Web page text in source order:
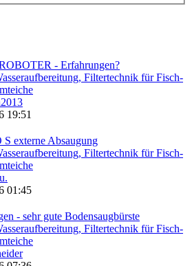
- Erfahrungen?
Filtertechnik für Fisch-
19:51
externe Absaugung
Filtertechnik für Fisch-
01:45
- sehr gute Bodensaugbürste
Filtertechnik für Fisch-